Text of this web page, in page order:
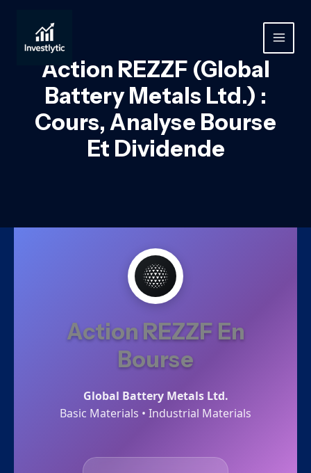
contenu
MAIN
Action REZZF (Global
Battery Metals Ltd.) :
Cours, Analyse Bourse
Et Dividende
Action REZZF En
Bourse
Global Battery Metals Ltd.
Basic Materials • Industrial Materials